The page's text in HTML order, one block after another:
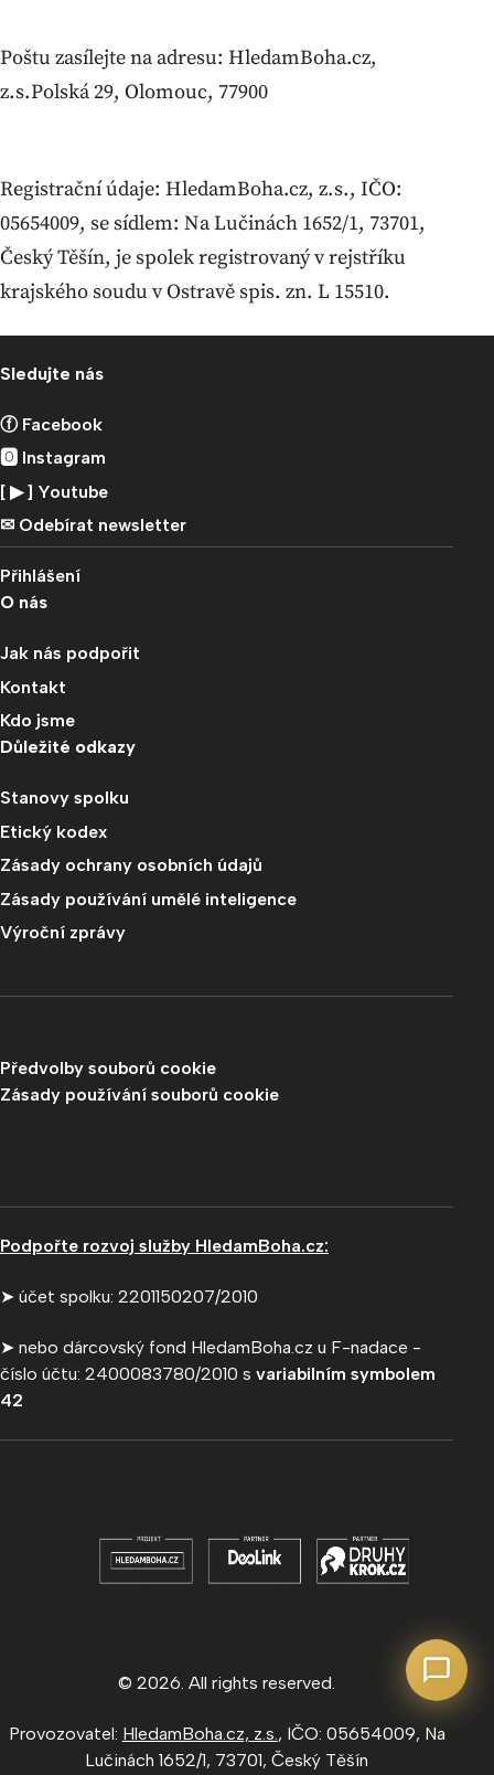
Poštu zasílejte na adresu: HledamBoha.cz,
z.s.Polská 29, Olomouc, 77900
Registrační údaje: HledamBoha.cz, z.s., IČO:
05654009, se sídlem: Na Lučinách 1652/1, 73701,
Český Těšín, je spolek registrovaný v rejstříku
krajského soudu v Ostravě spis. zn. L 15510.
Sledujte nás
ⓕ Facebook
🅾 Instagram
[ ▶︎ ] Youtube
✉︎ Odebírat newsletter
Přihlášení
O nás
Jak nás podpořit
Kontakt
Kdo jsme
Důležité odkazy
Stanovy spolku
Etický kodex
Zásady ochrany osobních údajů
Zásady používání umělé inteligence
Výroční zprávy
Předvolby souborů cookie
Zásady používání souborů cookie
Podpořte rozvoj služby HledamBoha.cz:
➤ účet spolku: 2201150207/2010
➤ nebo dárcovský fond HledamBoha.cz u F-nadace -
číslo účtu: 2400083780/2010 s variabilním symbolem
42
© 2026. All rights reserved.
Provozovatel: HledamBoha.cz, z.s., IČO: 05654009, Na
Lučinách 1652/1, 73701, Český Těšín